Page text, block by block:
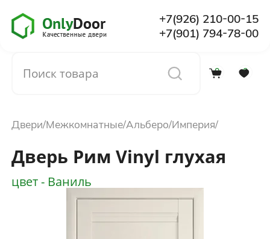
+7(926) 210-00-15
+7(901) 794-78-00
0 0
О компании
Установка
Доставка и оплата
Двери Межкомнатные Альберо Империя
Дверь Рим Vinyl глухая
цвет - Ваниль